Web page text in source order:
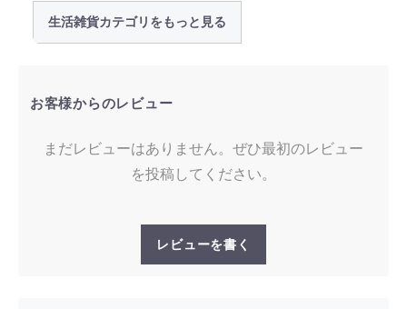
生活雑貨カテゴリをもっと見る
お客様からのレビュー
まだレビューはありません。ぜひ最初のレビュー
を投稿してください。
レビューを書く